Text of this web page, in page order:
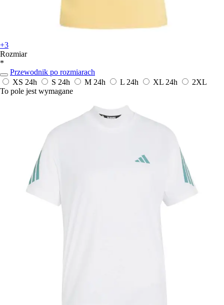
+3
Rozmiar
*
Przewodnik po rozmiarach
XS 24h S 24h M 24h L 24h XL 24h
2XL
To pole jest wymagane